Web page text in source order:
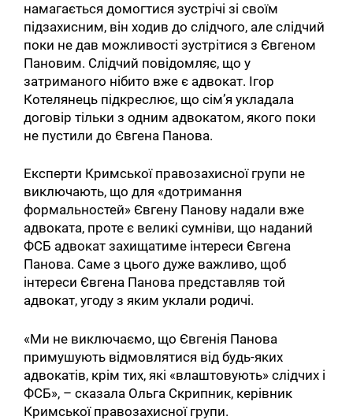
намагається домогтися зустрічі зі своїм
підзахисним, він ходив до слідчого, але слідчий
поки не дав можливості зустрітися з Євгеном
Пановим. Слідчий повідомляє, що у
затриманого нібито вже є адвокат. Ігор
Котелянець підкреслює, що сім’я укладала
договір тільки з одним адвокатом, якого поки
не пустили до Євгена Панова.
Експерти Кримської правозахисної групи не
виключають, що для «дотримання
формальностей» Євгену Панову надали вже
адвоката, проте є великі сумніви, що наданий
ФСБ адвокат захищатиме інтереси Євгена
Панова. Саме з цього дуже важливо, щоб
інтереси Євгена Панова представляв той
адвокат, угоду з яким уклали родичі.
«Ми не виключаємо, що Євгенія Панова
примушують відмовлятися від будь-яких
адвокатів, крім тих, які «влаштовують» слідчих і
ФСБ», – сказала Ольга Скрипник, керівник
Кримської правозахисної групи.